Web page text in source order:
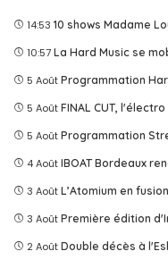
14:53 10 shows Madame
10:57 La Hard Music se
5 Août Programmation
5 Août FINAL CUT,
5 Août Programmation
4 Août IBOAT Bordeaux
3 Août L’Atomium en
3 Août Première édition
2 Août Double décès à